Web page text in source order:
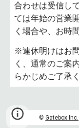
合わせは受信し
ては年始の営業
く場合や、お時
※連休明けはお
く、通常のご案
らかじめご了承
© Gatebox Inc.